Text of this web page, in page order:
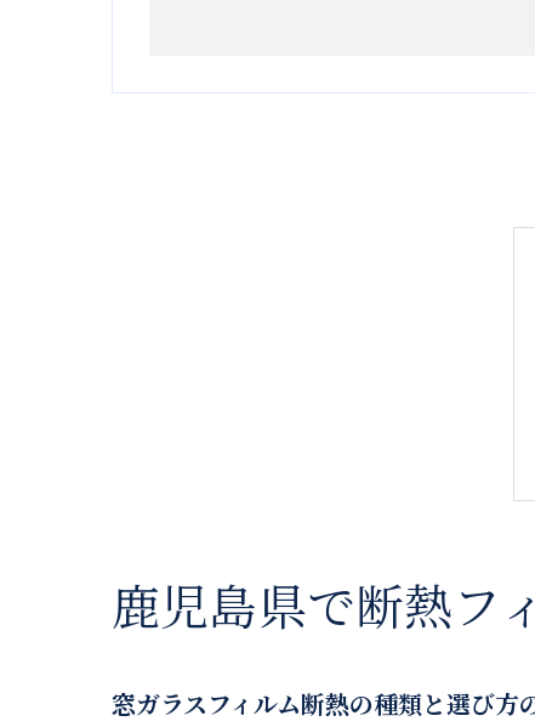
鹿児島県で断熱フ
窓ガラスフィルム断熱の種類と選び方